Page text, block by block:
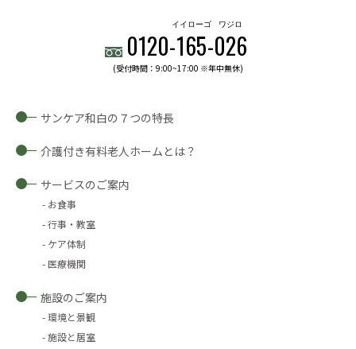
0120-165
イイローゴ
-026
ワジロ
(受付時間：9:00~17:00 ※年中無休)
サンケア和白の７つの特長
介護付き有料老人ホームとは？
サービスのご案内
お食事
行事・教室
ケア体制
医療機関
施設のご案内
環境と景観
施設と居室